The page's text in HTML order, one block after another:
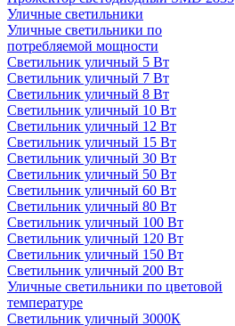
Уличные светильники
Уличные светильники по
потребляемой мощности
Светильник уличный 5 Вт
Светильник уличный 7 Вт
Светильник уличный 8 Вт
Светильник уличный 10 Вт
Светильник уличный 12 Вт
Светильник уличный 15 Вт
Светильник уличный 30 Вт
Светильник уличный 50 Вт
Светильник уличный 60 Вт
Светильник уличный 80 Вт
Светильник уличный 100 Вт
Светильник уличный 120 Вт
Светильник уличный 150 Вт
Светильник уличный 200 Вт
Уличные светильники по цветовой
температуре
Cветильник уличный 3000К